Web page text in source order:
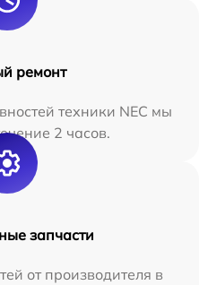
ремонт
техники NEC мы
2 часов.
запчасти
от производителя в